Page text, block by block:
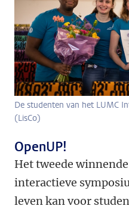
De studenten van het LUMC
(LisCo)
OpenUP!
Het tweede
interactieve
leven kan voor